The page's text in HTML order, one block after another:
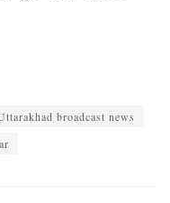
broadcast news